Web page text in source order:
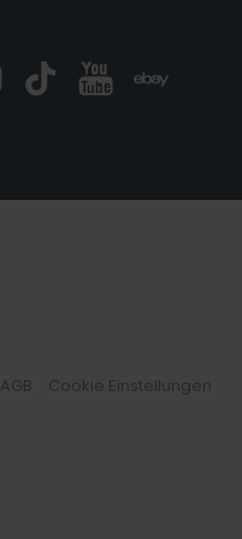
AGB Cookie Einstellungen